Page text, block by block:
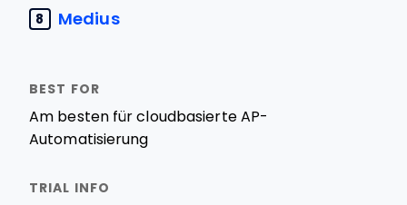
8 Medius
Am besten für cloudbasierte AP-
Automatisierung